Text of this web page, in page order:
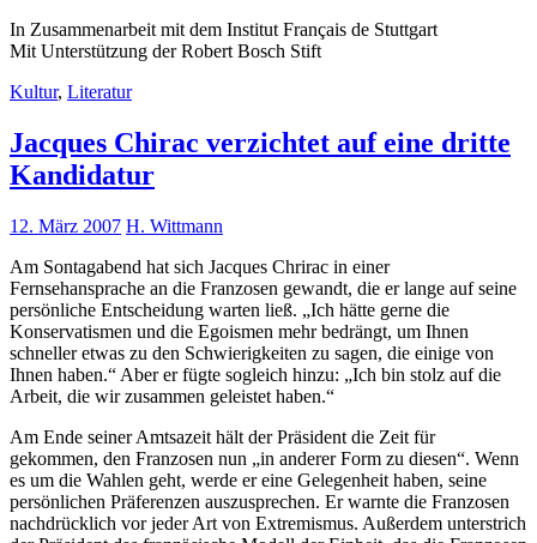
In Zusammenarbeit mit dem Institut Français de Stuttgart
Mit Unterstützung der Robert Bosch Stift
Kultur, Literatur
Jacques Chirac verzichtet auf eine dritte
Kandidatur
12. März 2007 H. Wittmann
Am Sontagabend hat sich Jacques Chrirac in einer
Fernsehansprache an die Franzosen gewandt, die er lange auf seine
persönliche Entscheidung warten ließ. „Ich hätte gerne die
Konservatismen und die Egoismen mehr bedrängt, um Ihnen
schneller etwas zu den Schwierigkeiten zu sagen, die einige von
Ihnen haben.“ Aber er fügte sogleich hinzu: „Ich bin stolz auf die
Arbeit, die wir zusammen geleistet haben.“
Am Ende seiner Amtsazeit hält der Präsident die Zeit für
gekommen, den Franzosen nun „in anderer Form zu diesen“. Wenn
es um die Wahlen geht, werde er eine Gelegenheit haben, seine
persönlichen Präferenzen auszusprechen. Er warnte die Franzosen
nachdrücklich vor jeder Art von Extremismus. Außerdem unterstrich